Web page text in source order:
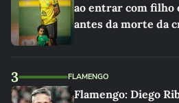
ao entrar com filho
antes da morte da
3 FLAMENGO
Flamengo: Diego